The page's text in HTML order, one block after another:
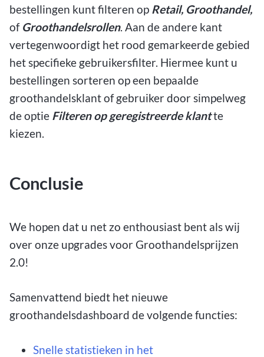
bestellingen kunt filteren op Retail, Groothandel,
of Groothandelsrollen. Aan de andere kant
vertegenwoordigt het rood gemarkeerde gebied
het specifieke gebruikersfilter. Hiermee kunt u
bestellingen sorteren op een bepaalde
groothandelsklant of gebruiker door simpelweg
de optie Filteren op geregistreerde klantte
kiezen.
Conclusie
We hopen dat u net zo enthousiast bent als wij
over onze upgrades voor Groothandelsprijzen
2.0!
Samenvattend biedt het nieuwe
groothandelsdashboard de volgende functies:
Snelle statistieken in het